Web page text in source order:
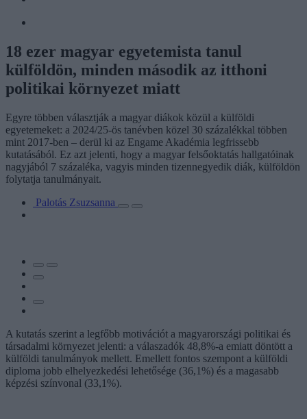
18 ezer magyar egyetemista tanul
külföldön, minden második az itthoni
politikai környezet miatt
Egyre többen választják a magyar diákok közül a külföldi
egyetemeket: a 2024/25-ös tanévben közel 30 százalékkal többen
mint 2017-ben – derül ki az Engame Akadémia legfrissebb
kutatásából. Ez azt jelenti, hogy a magyar felsőoktatás hallgatóinak
nagyjából 7 százaléka, vagyis minden tizennegyedik diák, külföldön
folytatja tanulmányait.
Palotás Zsuzsanna
A kutatás szerint a legfőbb motivációt a magyarországi politikai és
társadalmi környezet jelenti: a válaszadók 48,8%-a emiatt döntött a
külföldi tanulmányok mellett. Emellett fontos szempont a külföldi
diploma jobb elhelyezkedési lehetősége (36,1%) és a magasabb
képzési színvonal (33,1%).